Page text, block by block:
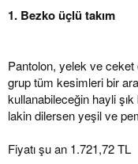
1. Bezko üçlü takım
Pantolon, yelek ve
grup tüm kesimleri bir
kullanabileceğin hayli şık
lakin dilersen yeşil ve
Fiyatı şu an 1.721,72 TL